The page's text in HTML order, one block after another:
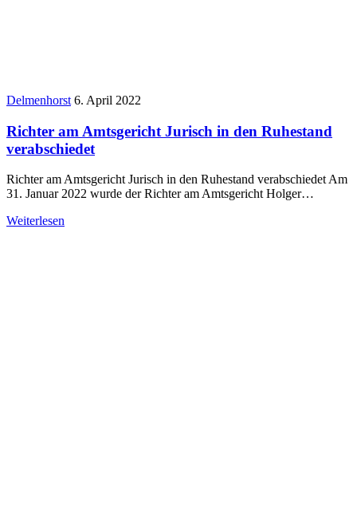
Delmenhorst 6. April 2022
Richter am Amtsgericht Jurisch in den Ruhestand
verabschiedet
Richter am Amtsgericht Jurisch in den Ruhestand verabschiedet Am
31. Januar 2022 wurde der Richter am Amtsgericht Holger…
Weiterlesen